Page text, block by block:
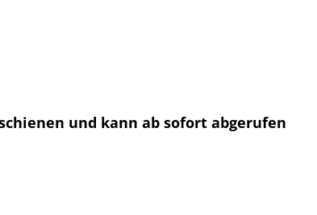
und kann ab sofort abgerufen